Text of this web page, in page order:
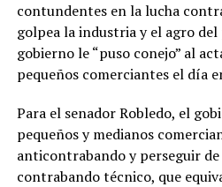
contundentes en la lucha
golpea la industria y el agro
gobierno le “puso conejo” al
pequeños comerciantes el día
Para el senador Robledo, el
pequeños y medianos
anticontrabando y perseguir
contrabando técnico, que